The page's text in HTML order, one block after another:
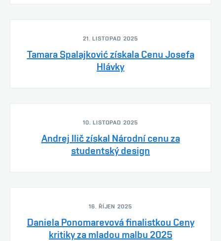
21. LISTOPAD 2025
Tamara Spalajković získala Cenu Josefa
Hlávky
10. LISTOPAD 2025
Andrej Ilič získal Národní cenu za
studentský design
16. ŘÍJEN 2025
Daniela Ponomarevová finalistkou Ceny
kritiky za mladou malbu 2025